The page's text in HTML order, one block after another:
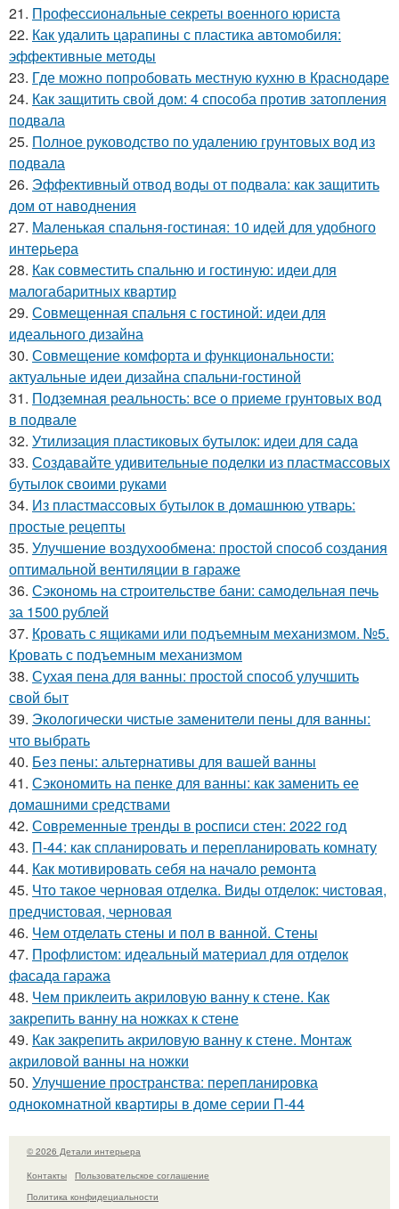
21. Профессиональные секреты военного юриста
22. Как удалить царапины с пластика автомобиля:
эффективные методы
23. Где можно попробовать местную кухню в Краснодаре
24. Как защитить свой дом: 4 способа против затопления
подвала
25. Полное руководство по удалению грунтовых вод из
подвала
26. Эффективный отвод воды от подвала: как защитить
дом от наводнения
27. Маленькая спальня-гостиная: 10 идей для удобного
интерьера
28. Как совместить спальню и гостиную: идеи для
малогабаритных квартир
29. Совмещенная спальня с гостиной: идеи для
идеального дизайна
30. Совмещение комфорта и функциональности:
актуальные идеи дизайна спальни-гостиной
31. Подземная реальность: все о приеме грунтовых вод
в подвале
32. Утилизация пластиковых бутылок: идеи для сада
33. Создавайте удивительные поделки из пластмассовых
бутылок своими руками
34. Из пластмассовых бутылок в домашнюю утварь:
простые рецепты
35. Улучшение воздухообмена: простой способ создания
оптимальной вентиляции в гараже
36. Сэкономь на строительстве бани: самодельная печь
за 1500 рублей
37. Кровать с ящиками или подъемным механизмом. №5.
Кровать с подъемным механизмом
38. Сухая пена для ванны: простой способ улучшить
свой быт
39. Экологически чистые заменители пены для ванны:
что выбрать
40. Без пены: альтернативы для вашей ванны
41. Сэкономить на пенке для ванны: как заменить ее
домашними средствами
42. Современные тренды в росписи стен: 2022 год
43. П-44: как спланировать и перепланировать комнату
44. Как мотивировать себя на начало ремонта
45. Что такое черновая отделка. Виды отделок: чистовая,
предчистовая, черновая
46. Чем отделать стены и пол в ванной. Стены
47. Профлистом: идеальный материал для отделок
фасада гаража
48. Чем приклеить акриловую ванну к стене. Как
закрепить ванну на ножках к стене
49. Как закрепить акриловую ванну к стене. Монтаж
акриловой ванны на ножки
50. Улучшение пространства: перепланировка
однокомнатной квартиры в доме серии П-44
© 2026 Детали интерьера
Контакты
Пользовательское соглашение
Политика конфидециальности